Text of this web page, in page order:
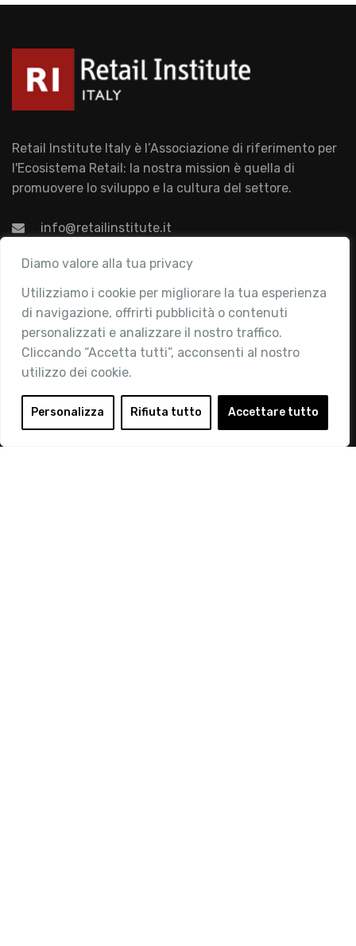
Diamo valore alla tua privacy
Utilizziamo i cookie per migliorare la tua esperienza
di navigazione, offrirti pubblicità o contenuti
personalizzati e analizzare il nostro traffico.
Cliccando “Accetta tutti”, acconsenti al nostro
utilizzo dei cookie.
Personalizza Rifiuta tutto Accettare tutto
Retail Institute Italy è l’Associazione di riferimento per
l'Ecosistema Retail: la nostra mission è quella di
promuovere lo sviluppo e la cultura del settore.
info@retailinstitute.it
Associazione
Chi siamo
Attività
Contatti
Area Riservata
Login
Diventa Socio